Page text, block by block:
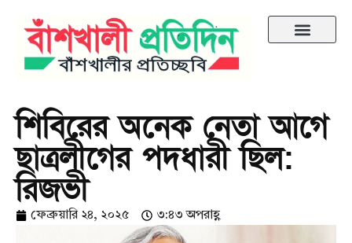
শিবিরের অনেক নেতা আগে
ছাত্রলীগের পদধারী ছিল:
রিজভী
ফেব্রুয়ারি ২৪, ২০২৫ ৩:৪৩ অপরাহ্ণ